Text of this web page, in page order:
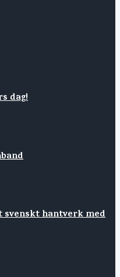
dag!
svenskt hantverk med